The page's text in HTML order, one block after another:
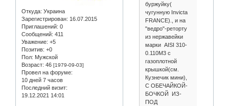
Откуда: Украина
Зарегистрирован: 16.07.2015
Приглашений: 0
Сообщений: 411
Уважение: +5
Позитив: +0
Пол: Мужской
Возраст: 46 [1979-09-03]
Провел на форуме:
10 дней 7 часов
Последний визит:
19.12.2021 14:01
буржуйку(
чугунную Invicta
FRANCE)., и на
"ведро"-реторту
из нержавейки
марки AISI 310-
0.110М3 с
газоплотной
крышкой(см.
Кузнечик мини),
С ОБЕЧАЙКОЙ-
БОЧКОЙ ИЗ-
ПОД